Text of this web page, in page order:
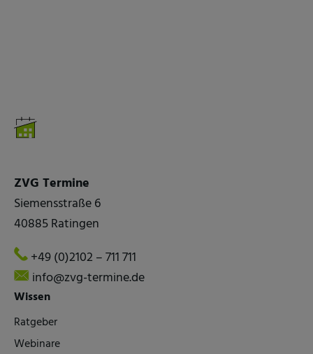
ZVG Termine
Siemensstraße 6
40885 Ratingen
+49 (0)2102 – 711 711
info@zvg-termine.de
Wissen
Ratgeber
Webinare